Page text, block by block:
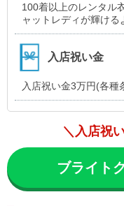
100着以上のレンタル
ャットレディが輝ける
入店祝い金
入店祝い金3万円(各種
＼入店祝
ブライト